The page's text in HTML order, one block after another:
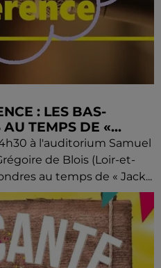
: LES BAS-
TEMPS DE «...
à l'auditorium Samuel
de Blois (Loir-et-
au temps de « Jack...